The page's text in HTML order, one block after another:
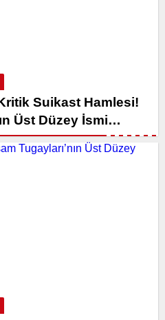
Suikast Hamlesi!
Üst Düzey İsmi